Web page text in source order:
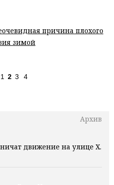
Архив
движение на улице Х.
причина плохого
зимой
1 2 3 4